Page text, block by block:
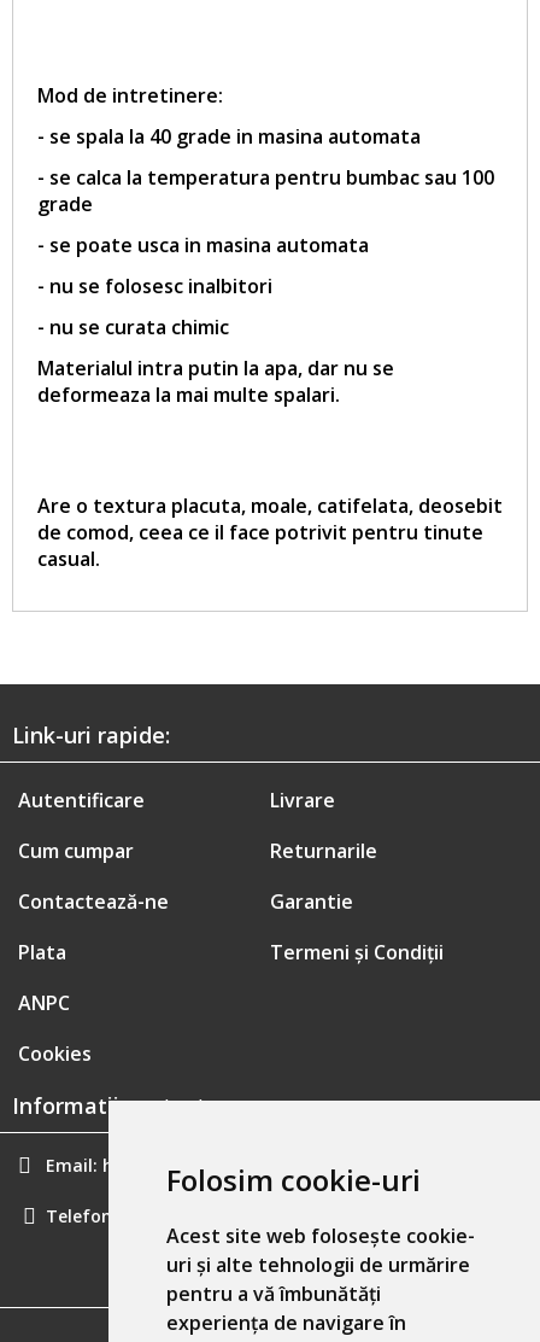
Folosim cookie-uri
Acest site web folosește cookie-
uri și alte tehnologii de urmărire
pentru a vă îmbunătăți
experiența de navigare în
Mod de intretinere:
- se spala la 40 grade in masina automata
- se calca la temperatura pentru bumbac sau 100
grade
- se poate usca in masina automata
- nu se folosesc inalbitori
- nu se curata chimic
Materialul intra putin la apa, dar nu se
deformeaza la mai multe spalari.
Are o textura placuta, moale, catifelata, deosebit
de comod, ceea ce il face potrivit pentru tinute
casual.
Link-uri rapide:
Autentificare
Cum cumpar
Contactează-ne
Plata
Livrare
Returnarile
Garantie
Termeni și Condiții
ANPC
Cookies
Informatii contact:
Email: hainecomode@gmail.com
Telefon:
GDPR